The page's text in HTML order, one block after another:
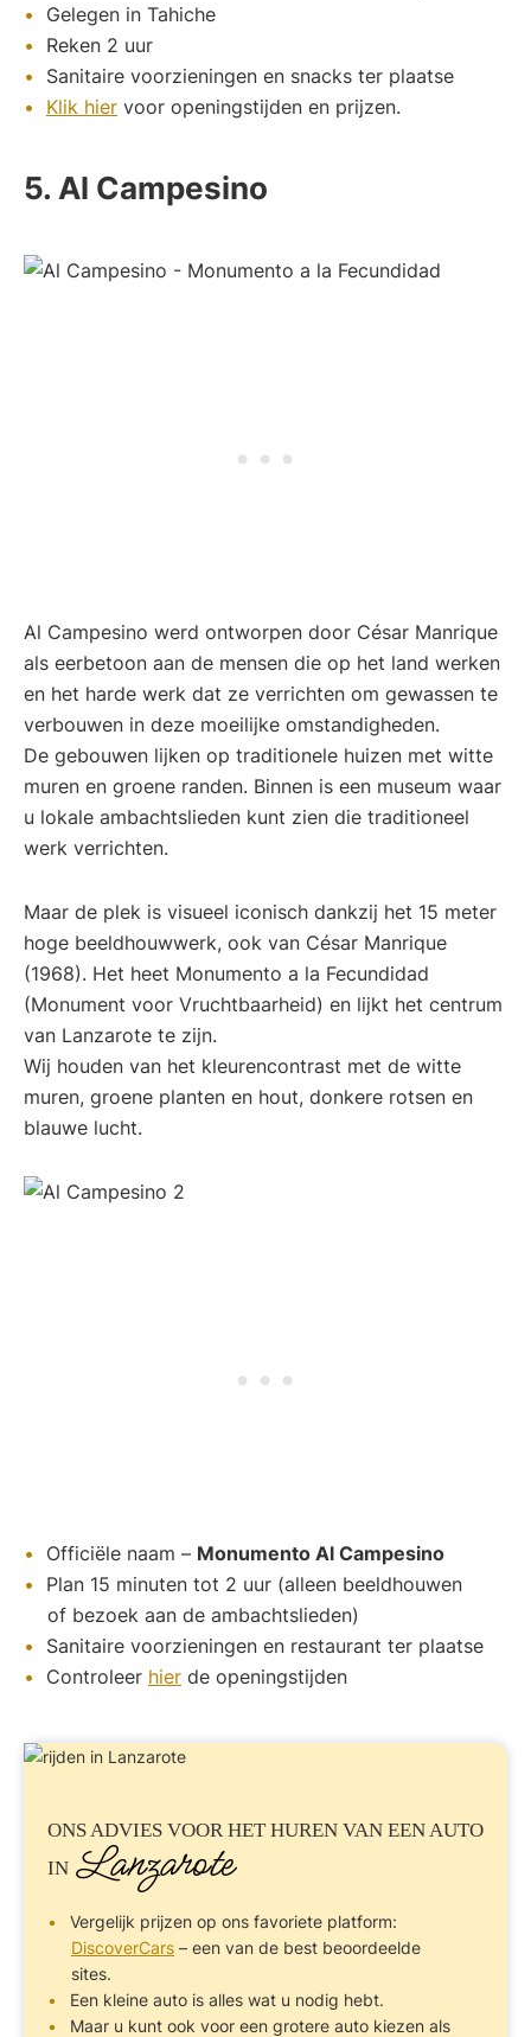
Gelegen in Tahiche
Reken 2 uur
Sanitaire voorzieningen en snacks ter plaatse
Klik hier voor openingstijden en prijzen.
5. Al Campesino
Al Campesino werd ontworpen door César Manrique
als eerbetoon aan de mensen die op het land werken
en het harde werk dat ze verrichten om gewassen te
verbouwen in deze moeilijke omstandigheden.
De gebouwen lijken op traditionele huizen met witte
muren en groene randen. Binnen is een museum waar
u lokale ambachtslieden kunt zien die traditioneel
werk verrichten.
Maar de plek is visueel iconisch dankzij het 15 meter
hoge beeldhouwwerk, ook van César Manrique
(1968). Het heet Monumento a la Fecundidad
(Monument voor Vruchtbaarheid) en lijkt het centrum
van Lanzarote te zijn.
Wij houden van het kleurencontrast met de witte
muren, groene planten en hout, donkere rotsen en
blauwe lucht.
Officiële naam – Monumento Al Campesino
Plan 15 minuten tot 2 uur (alleen beeldhouwen
of bezoek aan de ambachtslieden)
Sanitaire voorzieningen en restaurant ter plaatse
Controleer hier de openingstijden
ONS ADVIES VOOR HET HUREN VAN EEN AUTO
IN Lanzarote
Vergelijk prijzen op ons favoriete platform:
DiscoverCars – een van de best beoordeelde
sites.
Een kleine auto is alles wat u nodig hebt.
Maar u kunt ook voor een grotere auto kiezen als